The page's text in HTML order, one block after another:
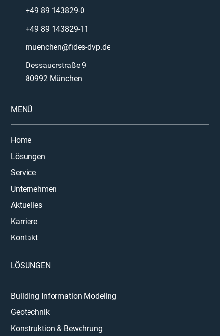
+49 89 143829-0
+49 89 143829-11
muenchen@fides-dvp.de
Dessauerstraße 9
80992 München
MENÜ
Home
Lösungen
Service
Unternehmen
Aktuelles
Karriere
Kontakt
LÖSUNGEN
Building Information Modeling
Geotechnik
Konstruktion & Bewehrung